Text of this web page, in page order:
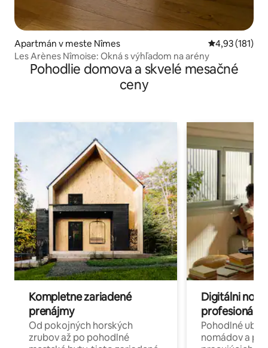
Apartmán v meste Nîmes Priemerné
4,93 (181)
Les Arènes Nîmoise: Okná s výhľadom na arény
Pohodlie domova a skvelé mesačné
ceny
Kompletne zariadené
prenájmy
Od pokojných horských
zrubov až po pohodlné
Digitálni
profesionáli
Pohodlné
nomádov a